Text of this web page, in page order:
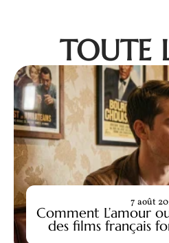
TOUTE
Comment L’amour
des films français
7 août